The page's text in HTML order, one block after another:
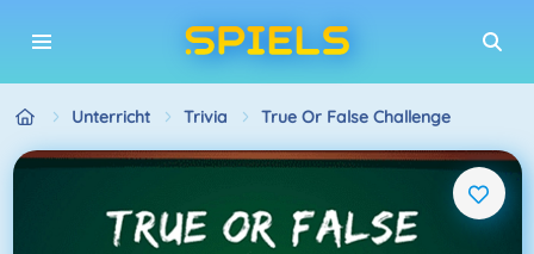
Unterricht Trivia True Or False Challenge